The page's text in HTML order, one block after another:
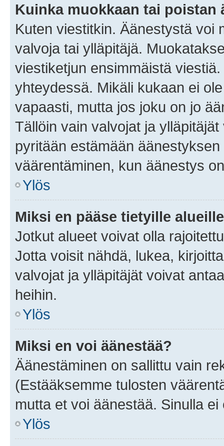
Kuinka muokkaan tai poistan
Kuten viestitkin. Äänestystä voi
valvoja tai ylläpitäjä.
viestiketjun ensimmäistä
yhteydessä. Mikäli kukaan ei
vapaasti, mutta jos joku on jo
Tällöin vain valvojat ja
pyritään estämään
väärentäminen, kun äänestys
Ylös
Miksi en pääse tietyille
Jotkut alueet voivat olla
Jotta voisit nähdä, lukea,
valvojat ja ylläpitäjät voivat
heihin.
Ylös
Miksi en voi äänestää?
Äänestäminen on sallittu vain
(Estääksemme tulosten
mutta et voi äänestää. Sinulla
Ylös